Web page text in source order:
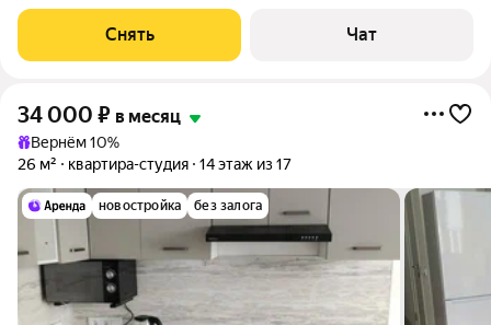
монолитный. Коммунальные услуги по
Снять Чат
34 000 ₽ в месяц
Вернём 10%
26 м²
квартира-студия 14 этаж из 17
новостройка без залога